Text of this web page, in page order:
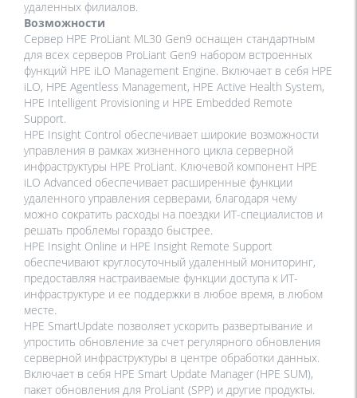
удаленных филиалов.
Возможности
Сервер HPE ProLiant ML30 Gen9 оснащен стандартным
для всех серверов ProLiant Gen9 набором встроенных
функций HPE iLO Management Engine. Включает в себя HPE
iLO, HPE Agentless Management, HPE Active Health System,
HPE Intelligent Provisioning и HPE Embedded Remote
Support.
HPE Insight Control обеспечивает широкие возможности
управления в рамках жизненного цикла серверной
инфраструктуры HPE ProLiant. Ключевой компонент HPE
iLO Advanced обеспечивает расширенные функции
удаленного управления серверами, благодаря чему
можно сократить расходы на поездки ИТ-специалистов и
решать проблемы гораздо быстрее.
HPE Insight Online и HPE Insight Remote Support
обеспечивают круглосуточный удаленный мониторинг,
предоставляя настраиваемые функции доступа к ИТ-
инфраструктуре и ее поддержки в любое время, в любом
месте.
HPE SmartUpdate позволяет ускорить развертывание и
упростить обновление за счет регулярного обновления
серверной инфраструктуры в центре обработки данных.
Включает в себя HPE Smart Update Manager (HPE SUM),
пакет обновления для ProLiant (SPP) и другие продукты.